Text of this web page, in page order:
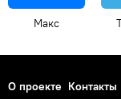
Макс
О проекте Контакты